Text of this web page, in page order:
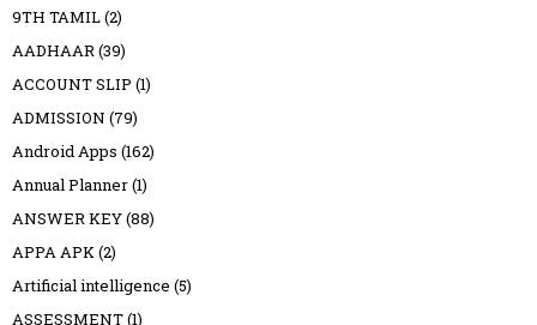
9TH TAMIL(2)
AADHAAR(39)
ACCOUNT SLIP (1)
ADMISSION (79)
Android Apps (162)
Annual Planner(1)
ANSWER KEY(88)
APPA APK(2)
Artificial intelligence (5)
ASSESSMENT(1)